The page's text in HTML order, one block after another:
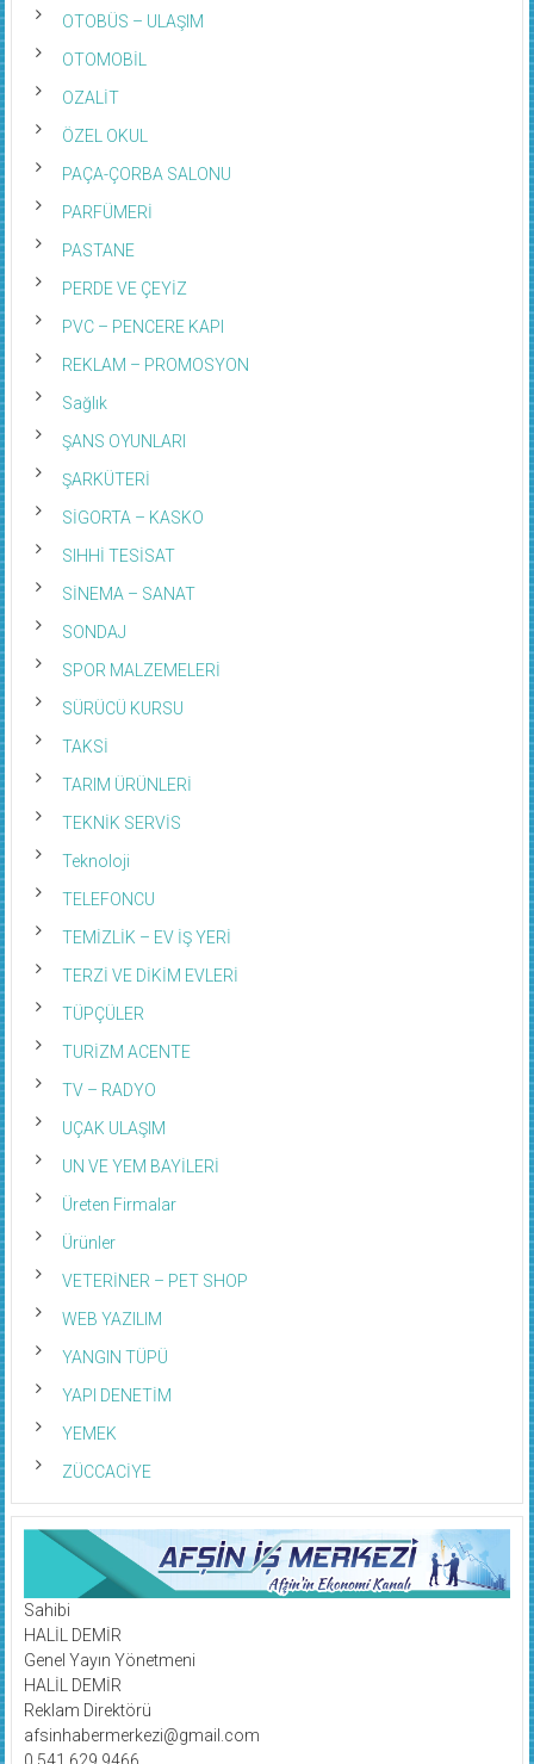
OTOBÜS – ULAŞIM
OTOMOBİL
OZALİT
ÖZEL OKUL
PAÇA-ÇORBA SALONU
PARFÜMERİ
PASTANE
PERDE VE ÇEYİZ
PVC – PENCERE KAPI
REKLAM – PROMOSYON
Sağlık
ŞANS OYUNLARI
ŞARKÜTERİ
SİGORTA – KASKO
SIHHİ TESİSAT
SİNEMA – SANAT
SONDAJ
SPOR MALZEMELERİ
SÜRÜCÜ KURSU
TAKSİ
TARIM ÜRÜNLERİ
TEKNİK SERVİS
Teknoloji
TELEFONCU
TEMİZLİK – EV İŞ YERİ
TERZİ VE DİKİM EVLERİ
TÜPÇÜLER
TURİZM ACENTE
TV – RADYO
UÇAK ULAŞIM
UN VE YEM BAYİLERİ
Üreten Firmalar
Ürünler
VETERİNER – PET SHOP
WEB YAZILIM
YANGIN TÜPÜ
YAPI DENETİM
YEMEK
ZÜCCACİYE
Sahibi
HALİL DEMİR
Genel Yayın Yönetmeni
HALİL DEMİR
Reklam Direktörü
afsinhabermerkezi@gmail.com